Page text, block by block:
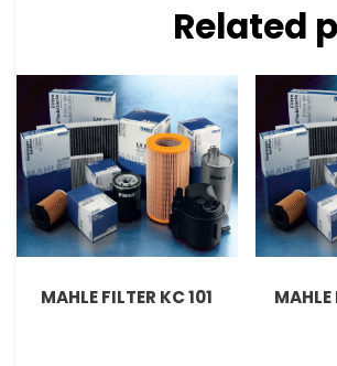
Related
MAHLE
MAHLE FILTER KC 101